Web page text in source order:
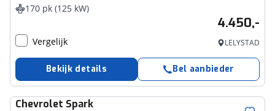
170 pk (125 kW)
4.450,-
Vergelijk LELYSTAD
Bekijk details Bel aanbieder
Chevrolet Spark